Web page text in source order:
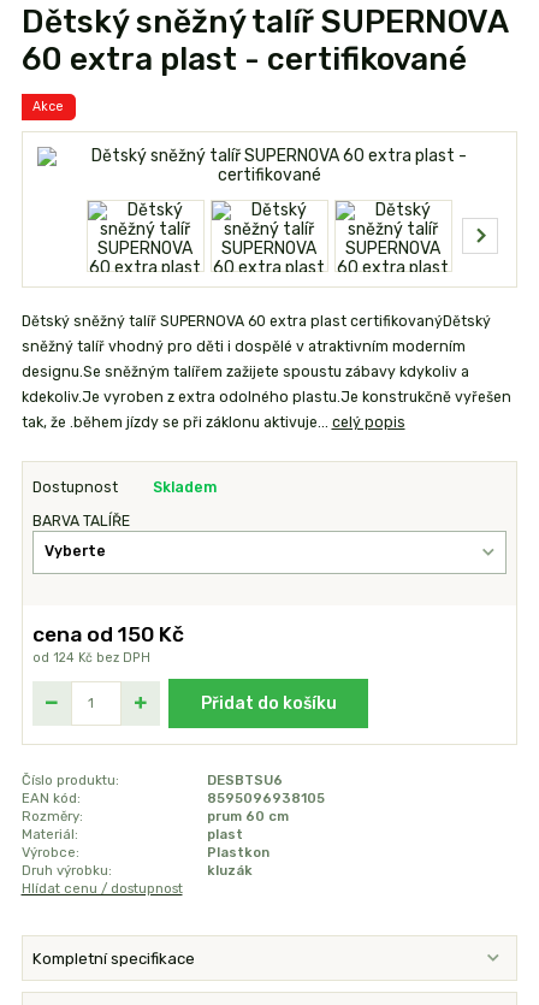
Dětský sněžný talíř SUPERNOVA
60 extra plast - certifikované
Akce
Dětský sněžný talíř SUPERNOVA 60 extra plast certifikovanýDětský
sněžný talíř vhodný pro děti i dospělé v atraktivním moderním
designu.Se sněžným talířem zažijete spoustu zábavy kdykoliv a
kdekoliv.Je vyroben z extra odolného plastu.Je konstrukčně vyřešen
tak, že .během jízdy se při záklonu aktivuje... celý popis
Dostupnost Skladem
BARVA TALÍŘE
cena od150 Kč
od124 Kč bez DPH
Přidat do košíku
Číslo produktu:
DESBTSU6
EAN kód:
8595096938105
Rozměry:
prum 60 cm
Materiál:
plast
Výrobce:
Plastkon
Druh výrobku:
kluzák
Hlídat cenu / dostupnost
Kompletní specifikace